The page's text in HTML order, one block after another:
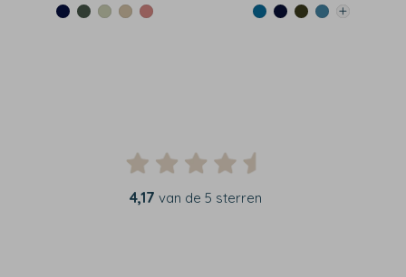
4,17 van de 5 sterren